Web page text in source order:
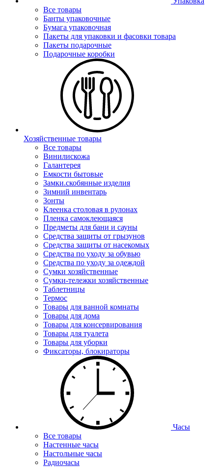
Все товары
Банты упаковочные
Бумага упаковочная
Пакеты для упаковки и фасовки товара
Пакеты подарочные
Подарочные коробки
Хозяйственные товары
Все товары
Винилискожа
Галантерея
Емкости бытовые
Замки.скобянные изделия
Зимний инвентарь
Зонты
Клеенка столовая в рулонах
Пленка самоклеющаяся
Предметы для бани и сауны
Средства защиты от грызунов
Средства защиты от насекомых
Средства по уходу за обувью
Средства по уходу за одеждой
Сумки хозяйственные
Сумки-тележки хозяйственные
Таблетницы
Термос
Товары для ванной комнаты
Товары для дома
Товары для консервирования
Товары для туалета
Товары для уборки
Фиксаторы, блокираторы
Часы
Все товары
Настенные часы
Настольные часы
Радиочасы